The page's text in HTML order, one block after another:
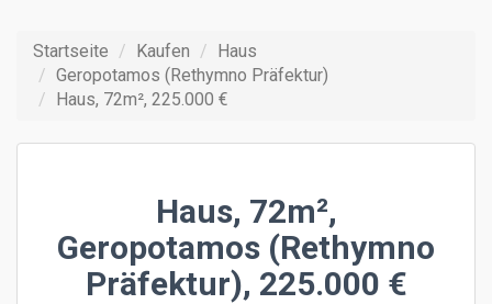
Startseite Kaufen
Haus
Geropotamos (Rethymno Präfektur)
Haus, 72m², 225.000 €
Haus, 72m²,
Geropotamos (Rethymno
Präfektur), 225.000 €